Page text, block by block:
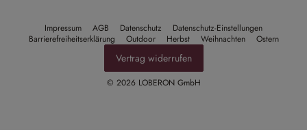
Impressum AGB Datenschutz
Datenschutz-Einstellungen
Barrierefreiheitserklärung
Outdoor Herbst Weihnachten Ostern
Vertrag widerrufen
© 2026 LOBERON GmbH